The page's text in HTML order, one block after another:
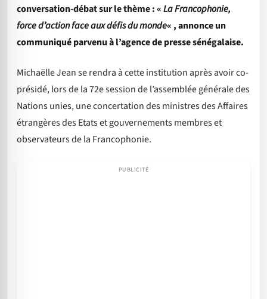
conversation-débat sur le thème : «La Francophonie,
force d’action face aux défis du monde« , annonce un
communiqué parvenu à l’agence de presse sénégalaise.
Michaëlle Jean se rendra à cette institution après avoir co-
présidé, lors de la 72e session de l’assemblée générale des
Nations unies, une concertation des ministres des Affaires
étrangères des Etats et gouvernements membres et
observateurs de la Francophonie.